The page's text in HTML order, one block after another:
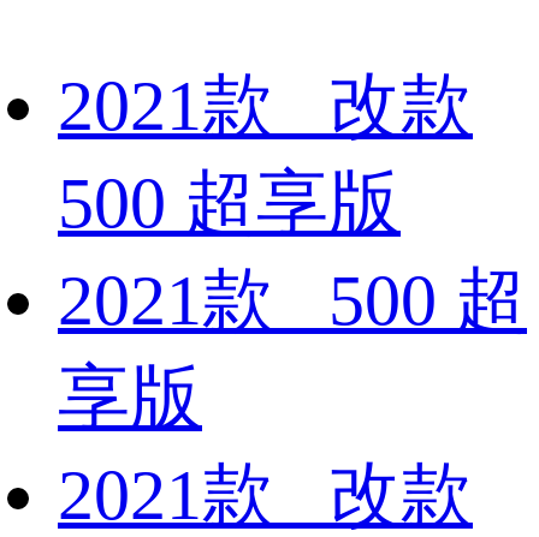
2021款 改款
500 超享版
2021款 500 超
享版
2021款 改款